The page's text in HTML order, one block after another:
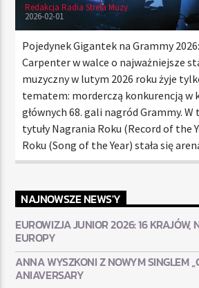
Redakcja Radia Strefa Muzy
2026-02-01
Pojedynek Gigantek na Grammy
Carpenter w walce o najważniejsze
muzyczny w lutym 2026 roku żyje
tematem: morderczą konkurencją w
głównych 68. gali nagród Grammy.
tytuły Nagrania Roku (Record of the
Roku (Song of the Year) stała się
NAJNOWSZE NEWS'Y
EUROWIZJA JUNIOR 2026: 16 KRAJÓW,
EUROPY
ANNA WYSZKONI Z NOWYM SINGLEM
ANIAVERSARY